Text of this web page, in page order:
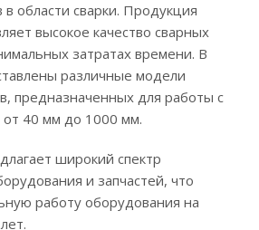
области сварки. Продукция
высокое качество сварных
затратах времени. В
различные модели
предназначенных для работы с
40 мм до 1000 мм.
широкий спектр
и запчастей, что
работу оборудования на